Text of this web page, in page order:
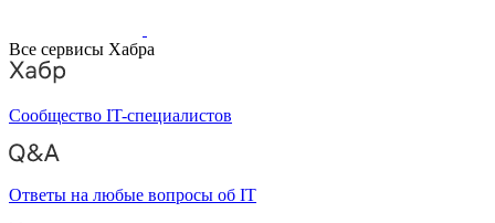
Все сервисы Хабра
Сообщество IT-специалистов
Ответы на любые вопросы об IT